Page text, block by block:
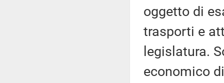
oggetto di
trasporti e
legislatura.
economico